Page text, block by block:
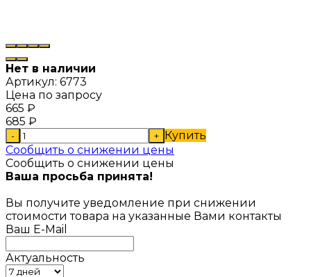
Нет в наличии
Артикул: 6773
Цена по запросу
665 ₽
685 ₽
- + Купить
Сообщить о снижении цены
Сообщить о снижении цены
Ваша просьба принята!
Вы получите уведомление при снижении
стоимости товара на указанные Вами контакты
Ваш E-Mail
Актуальность